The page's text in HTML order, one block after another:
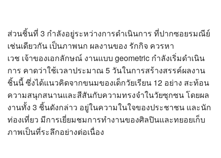
ส่วนชิ้นที่ 3 กำลังอยู่ระหว่างการดำเนินการ ที่ปากซอยรมณีย์
เช่นเดียวกัน เป็นภาพนก ผลงานของ รักกิจ ควรหา
เวช เจ้าของเอกลักษณ์ งานแบบ geometric กำลังเริ่มดำเนิน
การ คาดว่าใช้เวลาประมาณ 5 วันในการสร้างสรรค์ผลงาน
ชิ้นนี้ ซึ่งได้แนวคิดจากขนมของเด็กวัยเรียน 12 อย่าง สะท้อน
ความสนุกสนานและสีสันกับความทรงจำในวัยซุกซน โดยผล
งานทั้ง 3 ชิ้นดังกล่าว อยู่ในความในใจของประชาชน และนัก
ท่องเที่ยว มีการเยี่ยมชมการทำงานของศิลปินและทยอยเก็บ
ภาพเป็นที่ระลึกอย่างต่อเนื่อง